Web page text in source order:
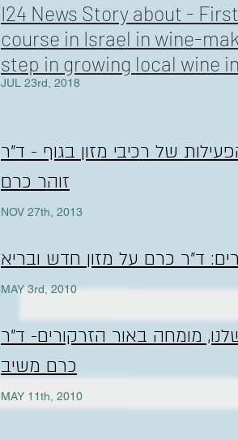
I24 News Story about -
course in Israel in wine-
step in growing local wine
JUL 23rd, 2018
של רכיבי מזון בגוף - ד"ר
זוהר כרם
NOV 27th, 2013
ד"ר כרם על מזון חדש ובריא
MAY 3rd, 2010
מומחה באור הזרקורים- ד"ר
כרם משיב
MAY 11th, 2010